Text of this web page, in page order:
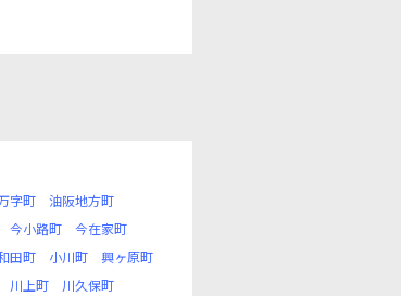
字町
油阪地方町
今小路町
今在家町
田町 小川町
興ヶ原町
川上町
川久保町